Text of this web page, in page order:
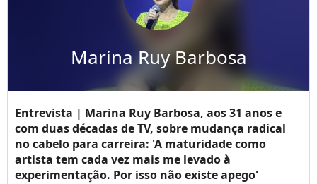
Marina Ruy Barbosa
Entrevista | Marina Ruy Barbosa, aos 31 anos e
com duas décadas de TV, sobre mudança radical
no cabelo para carreira: 'A maturidade como
artista tem cada vez mais me levado à
experimentação. Por isso não existe apego'